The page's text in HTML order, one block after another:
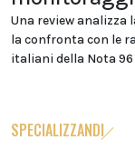
Una review analizza
la confronta con le
italiani della Nota 96
SPECIALIZZANDI